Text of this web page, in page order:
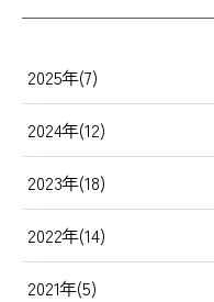
2025年(7)
2024年(12)
2023年(18)
2022年(14)
2021年(5)